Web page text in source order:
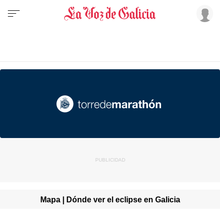
Mapa | Dónde ver el eclipse en Galicia